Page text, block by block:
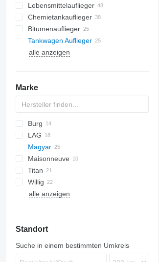
Lebensmittelauflieger
Chemietankauflieger
Bitumenauflieger
Tankwagen Auflieger
alle anzeigen
Marke
T-series
SAPL
Burg
ADR
BPDO
BPO
SOA
TSA
TSA
SSK
STB
LAG
GSA
O-3
Magyar
S-series
S38SDA
SR
SR34
Maisonneuve
SA
TS
SF
SK
Titan
ADR
Willig
alle anzeigen
Standort
Suche in einem bestimmten Umkreis